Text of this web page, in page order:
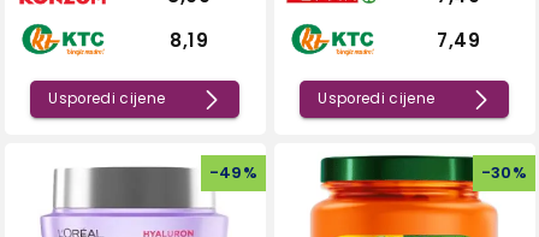
8,19
Usporedi cijene
7,49
Usporedi cijene
-49% -30%